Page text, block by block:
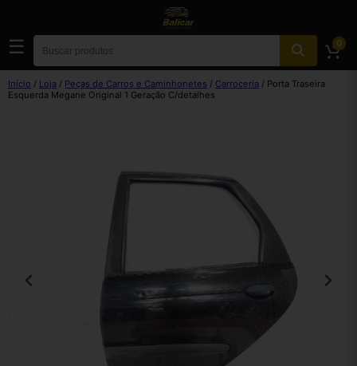
☰ 0
Início / Loja / Peças de Carros e Caminhonetes / Carroceria / Porta Traseira
Esquerda Megane Original 1 Geração C/detalhes